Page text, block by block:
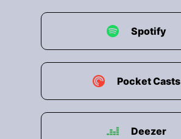
Spotify
Pocket Casts
Deezer